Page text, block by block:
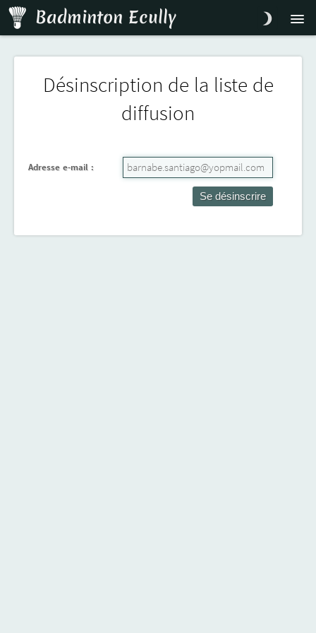
Badminton Ecully
Infos Inscription Accès Contact
Désinscription de la liste de
diffusion
Adresse e-mail :